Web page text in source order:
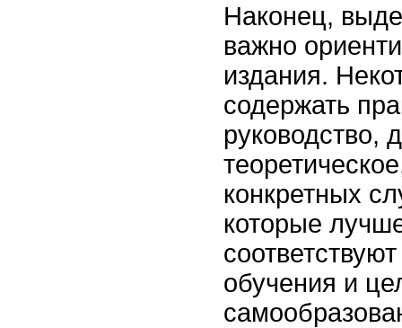
Наконец,
важно
издания.
содержать
руководство,
конкретных
которые
обучения и